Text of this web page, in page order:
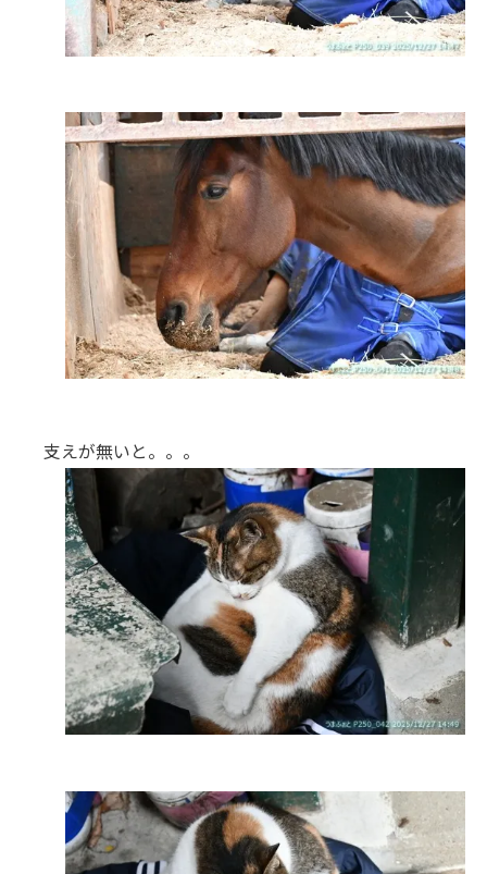
支えが無いと。。。